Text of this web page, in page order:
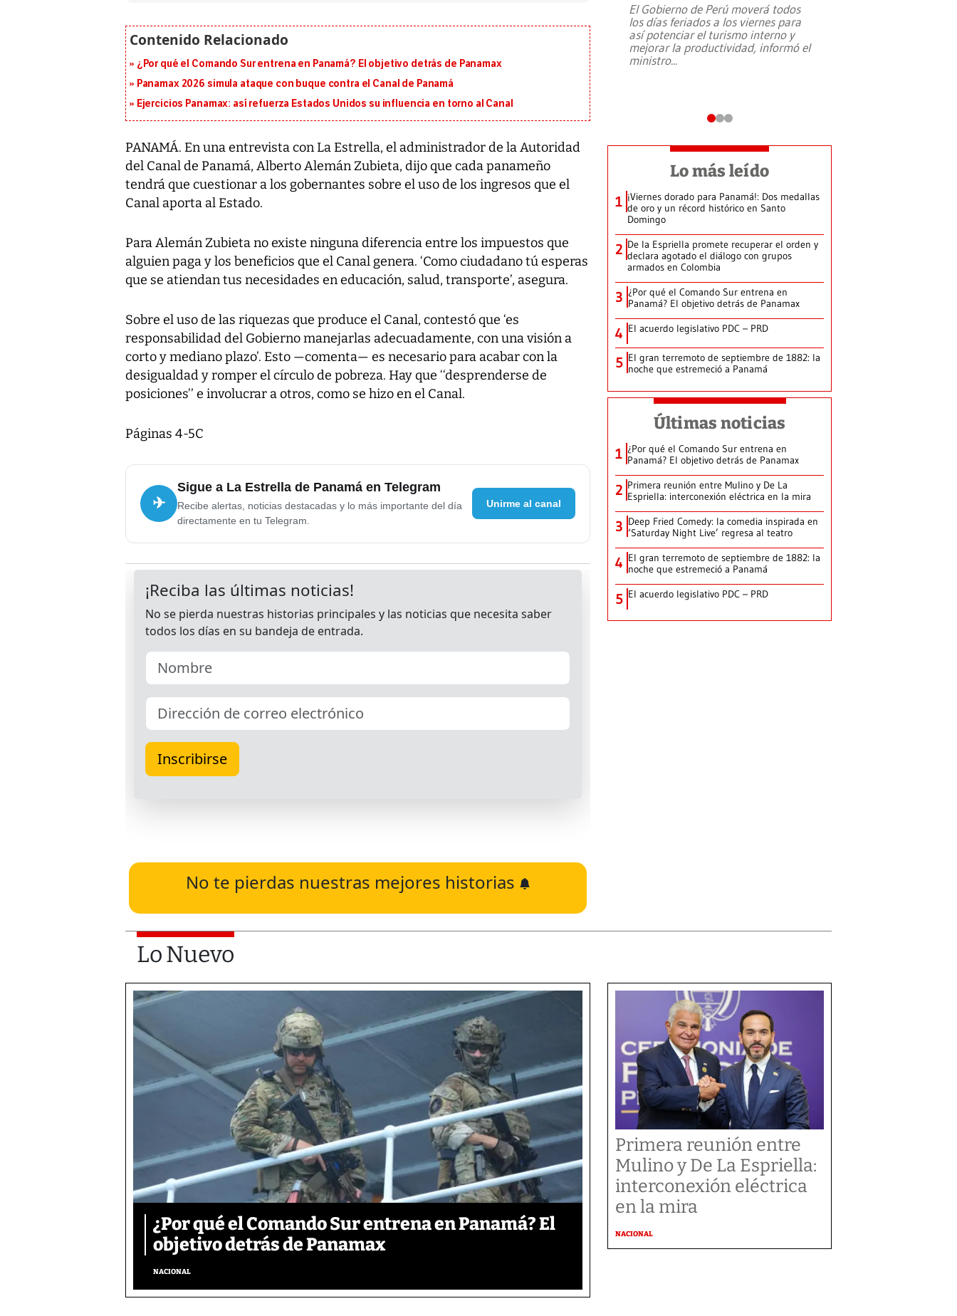
¿Por qué el Comando Sur entrena en Panamá? El objetivo detrás de Panamax
Panamax 2026 simula ataque con buque contra el Canal de Panamá
Ejercicios Panamax: así refuerza Estados Unidos su influencia en torno al Canal
PANAMÁ. En una entrevista con La Estrella, el administrador de la Autoridad
del Canal de Panamá, Alberto Alemán Zubieta, dijo que cada panameño
tendrá que cuestionar a los gobernantes sobre el uso de los ingresos que el
Canal aporta al Estado.
Para Alemán Zubieta no existe ninguna diferencia entre los impuestos que
alguien paga y los beneficios que el Canal genera. ‘Como ciudadano tú esperas
que se atiendan tus necesidades en educación, salud, transporte’, asegura.
Sobre el uso de las riquezas que produce el Canal, contestó que ‘es
responsabilidad del Gobierno manejarlas adecuadamente, con una visión a
corto y mediano plazo’. Esto —comenta— es necesario para acabar con la
desigualdad y romper el círculo de pobreza. Hay que ‘‘desprenderse de
posiciones’’ e involucrar a otros, como se hizo en el Canal.
Páginas 4-5C
✈
Sigue a La Estrella de Panamá en Telegram
Recibe alertas, noticias destacadas y lo más importante del día
directamente en tu Telegram.
Unirme al canal
No te pierdas nuestras mejores historias
Entre recuerdos y escuetas
da Silva, oficializó este domingo su
candidatura
El Gobierno de Perú moverá todos
los días feriados a los viernes para
así potenciar el turismo interno y
mejorar la productividad, informó el
ministro...
Lo más leído
1 ¡Viernes dorado para Panamá!: Dos medallas
de oro y un récord histórico en Santo
Domingo
2 De la Espriella promete recuperar el orden y
declara agotado el diálogo con grupos
armados en Colombia
3 ¿Por qué el Comando Sur entrena en
Panamá? El objetivo detrás de Panamax
4 El acuerdo legislativo PDC – PRD
5 El gran terremoto de septiembre de 1882: la
noche que estremeció a Panamá
Últimas noticias
1 ¿Por qué el Comando Sur entrena en
Panamá? El objetivo detrás de Panamax
2 Primera reunión entre Mulino y De La
Espriella: interconexión eléctrica en la mira
3 Deep Fried Comedy: la comedia inspirada en
‘Saturday Night Live’ regresa al teatro
4 El gran terremoto de septiembre de 1882: la
noche que estremeció a Panamá
5 El acuerdo legislativo PDC – PRD
Lo Nuevo
¿Por qué el Comando Sur entrena en Panamá? El
objetivo detrás de Panamax
NACIONAL
Primera reunión entre
Mulino y De La Espriella:
interconexión eléctrica
en la mira
NACIONAL